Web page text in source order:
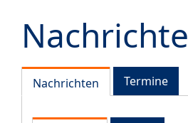
Nachrichten Termine